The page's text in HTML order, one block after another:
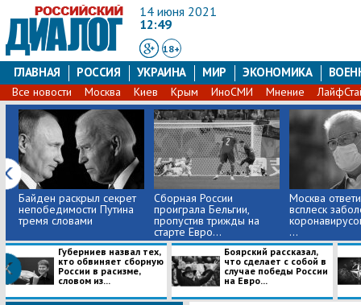
14 июня 2021
12:49
18+
ГЛАВНАЯ РОССИЯ УКРАИНА МИР ЭКОНОМИКА
Все новости Москва Киев Крым ИноСМИ Мнение
Байден раскрыл секрет
непобедимости Путина
тремя словами
Сборная России
проиграла Бельгии,
пропустив трижды на
старте Евро...
Москва
всплеск
...
Губерниев назвал тех,
кто обвиняет сборную
России в расизме,
словом из...
Боярский рассказал,
что сделает с собой в
случае победы России
на Евро...